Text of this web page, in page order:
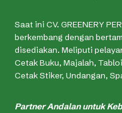
Saat ini CV. GREENERY
berkembang dengan
disediakan. Meliputi
Cetak Buku, Majalah,
Cetak Stiker, Undangan,
Partner Andalan untuk